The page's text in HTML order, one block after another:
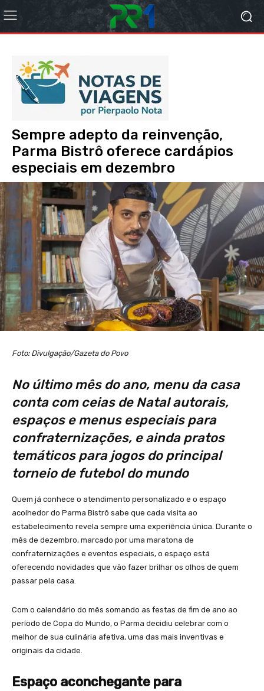
Sempre adepto da reinvenção,
Parma Bistrô oferece cardápios
especiais em dezembro
Foto: Divulgação/Gazeta do Povo
No último mês do ano, menu da casa
conta com ceias de Natal autorais,
espaços e menus especiais para
confraternizações, e ainda pratos
temáticos para jogos do principal
torneio de futebol do mundo
Quem já conhece o atendimento personalizado e o espaço
acolhedor do Parma Bistrô sabe que cada visita ao
estabelecimento revela sempre uma experiência única. Durante o
mês de dezembro, marcado por uma maratona de
confraternizações e eventos especiais, o espaço está
oferecendo novidades que vão fazer brilhar os olhos de quem
passar pela casa.
Com o calendário do mês somando as festas de fim de ano ao
período de Copa do Mundo, o Parma decidiu celebrar com o
melhor de sua culinária afetiva, uma das mais inventivas e
originais da cidade.
Espaço aconchegante para